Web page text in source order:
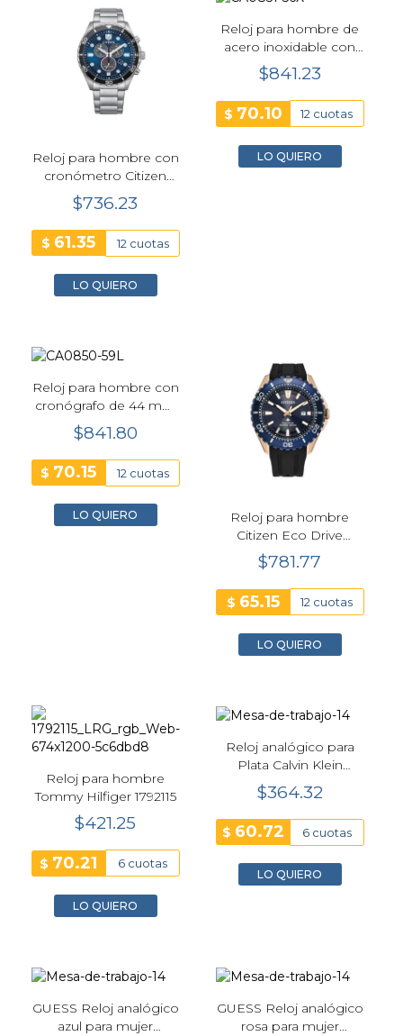
Reloj para hombre con
cronómetro Citizen
Eco Drive Sporty Aqua
azul - AT2560-84L
$736.23
$ 61.35 12 cuotas
LO QUIERO
Reloj para hombre de
acero inoxidable con
esfera verde Citizen
Eco Drive Brycen
CA0851-56X
$841.23
$ 70.10 12 cuotas
LO QUIERO
Reloj para hombre con
cronógrafo de 44 mm
con esfera azul Citizen
Eco Drive Brycen
CA0850-59L
$841.80
$ 70.15 12 cuotas
LO QUIERO
Reloj para hombre
Citizen Eco Drive
Promaster BN019601L
$781.77
$ 65.15 12 cuotas
LO QUIERO
Reloj para hombre
Tommy Hilfiger 1792115
$421.25
$ 70.21 6 cuotas
LO QUIERO
Reloj analógico para
Plata Calvin Klein
25100032
$364.32
$ 60.72 6 cuotas
LO QUIERO
GUESS Reloj analógico
azul para mujer
GUESS Reloj analógico
rosa para mujer